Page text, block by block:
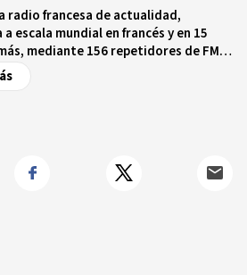
radio francesa de actualidad,
escala mundial en francés y en 15
mediante 156 repetidores de FM
medias y cortas en una treintena de
a destino de los cinco continentes, en
programas.